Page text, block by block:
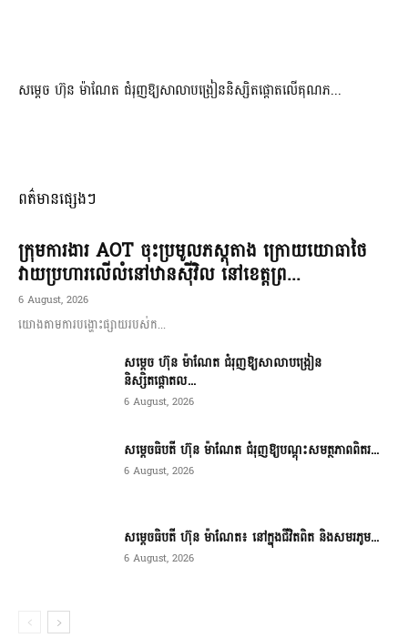
សម្តេច ហ៊ុន ម៉ាណែត ជំរុញឱ្យសាលាបង្រៀននិស្សិតផ្តោតលើគុណភ...
ពត៌មានផ្សេងៗ
ក្រុមការងារ AOT ចុះប្រមូលភស្តុតាង ក្រោយយោធាថៃ
វាយប្រហារលើលំនៅឋានស៊ីវិល នៅខេត្តព្រ...
6 August, 2026
យោងតាមការបង្ហោះផ្សាយរបស់ក...
សម្តេច ហ៊ុន ម៉ាណែត ជំរុញឱ្យសាលាបង្រៀន
និស្សិតផ្តោតល...
6 August, 2026
សម្តេចធិបតី ហ៊ុន ម៉ាណែត ជំរុញឱ្យបណ្តុះសមត្ថភាពពិតរ...
6 August, 2026
សម្តេចធិបតី ហ៊ុន ម៉ាណែត៖ នៅក្នុងជីវិតពិត និងសមរភូម...
6 August, 2026